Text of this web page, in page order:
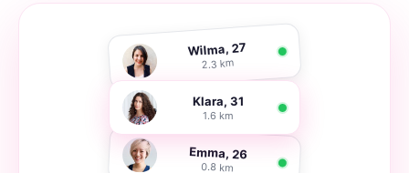
Wilma, 27
2.3 km
Klara, 31
1.6 km
Emma, 26
0.8 km